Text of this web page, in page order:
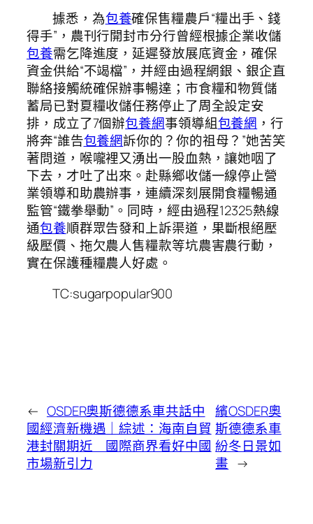
據悉，為包養確保售糧農戶“糧出手、錢
得手”，農刊行開封市分行曾經根據企業收儲
包養需乞降進度，延遲發放展底資金，確保
資金供給“不竭檔”，并經由過程網銀、銀企直
聯絡接觸統確保辦事暢達；市食糧和物質儲
蓄局已對夏糧收儲任務停止了周全設定安
排，成立了7個辦包養網事領導組包養網 ，行
將奔“誰告包養網訴你的？你的祖母？”她苦笑
著問道，喉嚨裡又湧出一股血熱，讓她咽了
下去，才吐了出來。赴縣鄉收儲一線停止營
業領導和助農辦事，連續深刻展開食糧暢通
監管“鐵拳舉動”。同時，經由過程12325熱線
通包養順群眾告發和上訴渠道，果斷根絕壓
級壓價、拖欠農人售糧款等坑農害農行動，
實在保護種糧農人好處。
TC:sugarpopular900
← OSDER奧斯德德系車共話中
國經濟新機遇｜綜述：海南自貿
港封關期近 國際商界看好中國
市場新引力
繽OSDER奧
斯德德系車
紛冬日景如
畫 →